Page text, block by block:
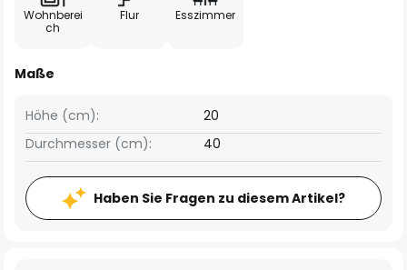
Wohnberei
ch
Flur Esszimmer
Maße
Höhe (cm):
20
Durchmesser (cm):
40
Haben Sie Fragen zu diesem Artikel?